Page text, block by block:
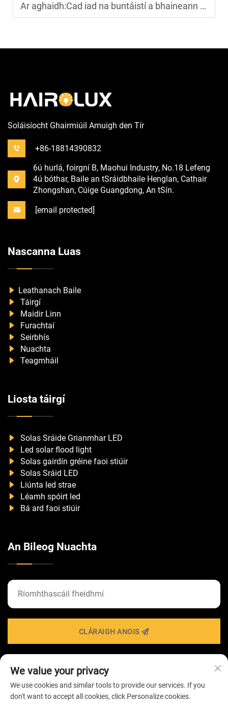
Ar aghaidh:Cad iad na buntáistí a bhaineann le suiteáil an tsolárlaigh shráid íogair chomhtháite?
Soláisíocht Ghairmiúil Amuigh den Tír
+86-18814390832
6ú hurlá, foirgní B, Maohui Industry, No.18 Lefeng
4ú bóthar, Baile an tSráidbhaile Henglan, Cathair
Zhongshan, Cúige Guangdong, An tSín.
[email protected]
Nascanna Luas
Leathanach Baile
Táirgí
Maidir Linn
Furachtaí
Seirbhís
Nuachta
Teagmháil
Liosta táirgí
Solas Sráide Grianmhar LED
Led solar flood light
Solas gairdín gréine faoi stiúir
Solas Sráid LED
Liúnta led strae
Léamh spóirt led
Bá ard faoi stiúir
An Bileog Nuachta
CLÁRAIGH ANOIS
Iarratas Cóipcheart © 2026 ag Cuideachta
TEICNEOLAÍOCHTA SOILSIÚ ZHONGSHAN HAIROLUX -
We value your privacy
We use cookies and similar tools to provide our services. If you
don't want to accept all cookies, click Personalize cookies.